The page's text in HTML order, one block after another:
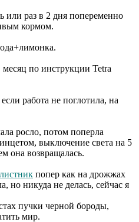
раз в 2 дня попеременно
кормом.
по инструкции Tetra
работа не поглотила, на
росло, потом поперла
выключение света на 5
она возвращалась.
попер как на дрожжах
но никуда не делась, сейчас я
пучки черной бороды,
мир.